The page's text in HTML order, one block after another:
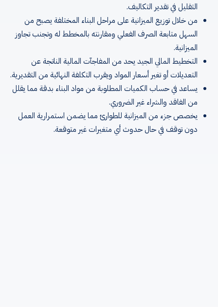
التقليل في تقدير التكاليف.
من خلال توزيع الميزانية على مراحل البناء المختلفة يصبح من
السهل متابعة الصرف الفعلي ومقارنته بالمخطط له وتجنب تجاوز
الميزانية.
التخطيط المالي الجيد يحد من المفاجآت المالية الناتجة عن
التعديلات أو تغير أسعار المواد ويقرب التكلفة النهائية من التقديرية.
يساعد في حساب الكميات المطلوبة من مواد البناء بدقة مما يقلل
من الفاقد والشراء غير الضروري.
يخصص جزء من الميزانية للطوارئ مما يضمن استمرارية العمل
دون توقف في حال حدوث أي متغيرات غير متوقعة.